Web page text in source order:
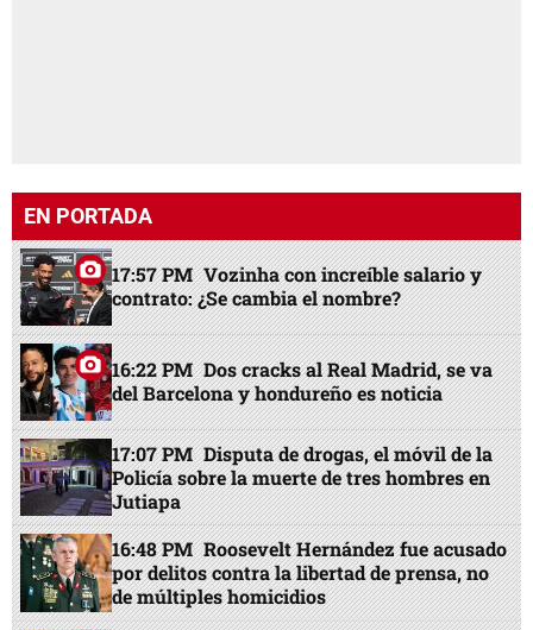
EN PORTADA
17:57 PM Vozinha con increíble salario y
contrato: ¿Se cambia el nombre?
16:22 PM Dos cracks al Real Madrid, se va
del Barcelona y hondureño es noticia
17:07 PM Disputa de drogas, el móvil de la
Policía sobre la muerte de tres hombres en
Jutiapa
16:48 PM Roosevelt Hernández fue acusado
por delitos contra la libertad de prensa, no
de múltiples homicidios